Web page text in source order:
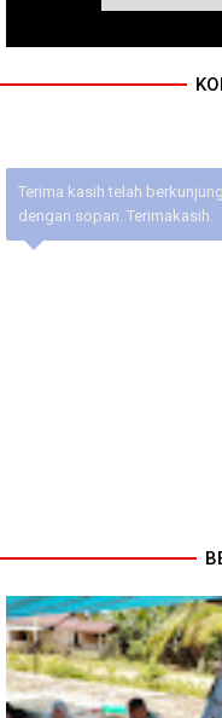
Terima kasih telah
dengan sopan. Terimakasih.